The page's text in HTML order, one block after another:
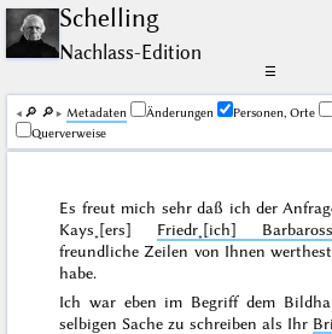
Schelling
Nachlass-Edition
☰
🔎︎ 🔎︎ Me­ta­da­ten Änderungen Personen, Orte
Querverweise
Es freut mich sehr daß ich der
Kays˖[ers] Friedr˖[ich]
freundliche Zeilen von Ihnen
habe.
Ich war eben im Begriff dem
selbigen Sache zu schreiben als Ihr